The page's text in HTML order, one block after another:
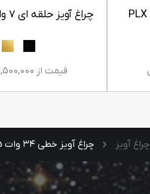
چراغ آویز حلقه ای ۷ وات PLX 5002
قیمت از 6,500,000 تومان
چراغ آویز چراغ آویز خطی ۳۴ وات PLX 5005